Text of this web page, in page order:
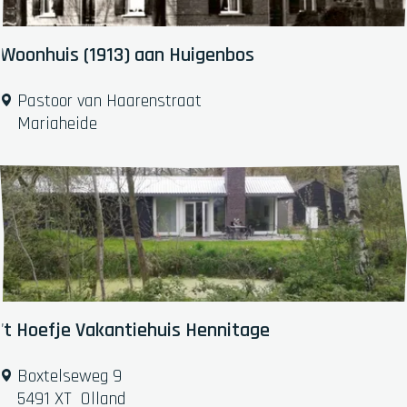
e
p
Woonhuis (1913) aan Huigenbos
W
n
h
u
s
(
1
9
3
Pastoor van Haarenstraat
Mariaheide
't Hoefje Vakantiehuis Hennitage
Boxtelseweg 9
5491 XT Olland